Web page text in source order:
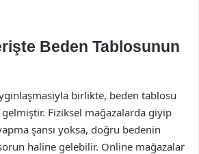
Beden Tablosunun
birlikte, beden tablosu
Fiziksel mağazalarda giyip
şansı yoksa, doğru bedenin
haline gelebilir. Online mağazalar